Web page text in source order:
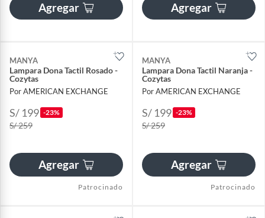
Agregar Agregar
MANYA
Lampara Dona Tactil Rosado -
Cozytas
Por AMERICAN EXCHANGE
S/ 199 -23%
S/ 259
Agregar
Patrocinado
MANYA
Lampara Dona Tactil Naranja -
Cozytas
Por AMERICAN EXCHANGE
S/ 199 -23%
S/ 259
Agregar
Patrocinado